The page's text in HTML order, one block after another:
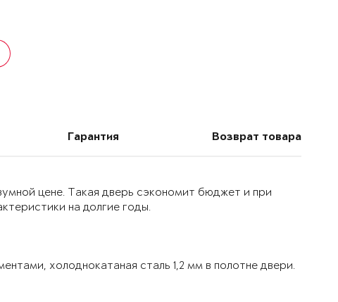
Гарантия Возврат товара
цене. Такая дверь сэкономит бюджет и при
на долгие годы.
холоднокатаная сталь 1,2 мм в полотне двери.